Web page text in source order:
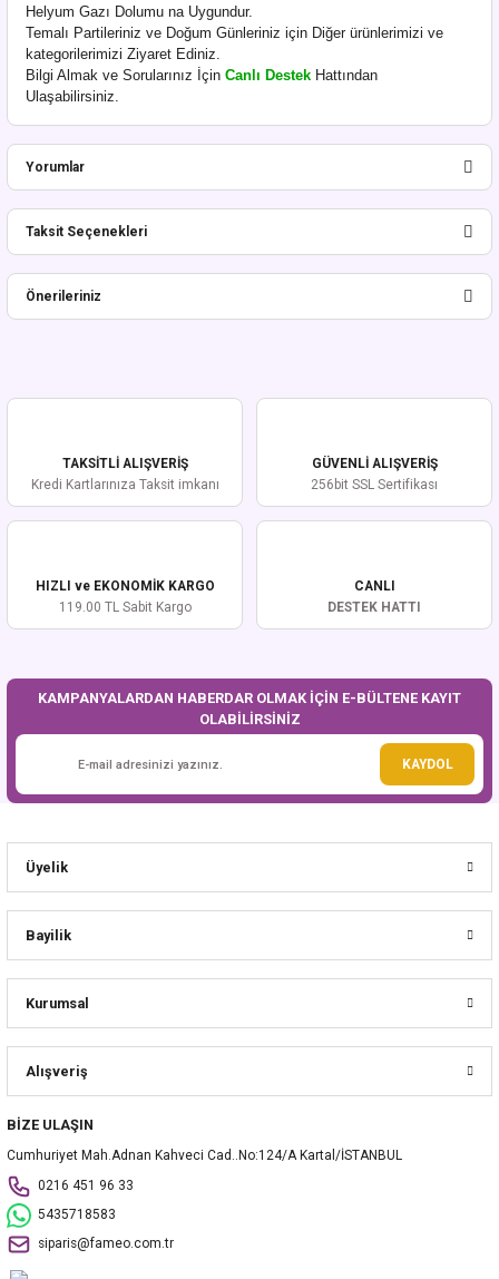
Helyum Gazı Dolumu na Uygundur.
Temalı Partileriniz ve Doğum Günleriniz için Diğer ürünlerimizi ve
kategorilerimizi Ziyaret Ediniz.
Bilgi Almak ve Sorularınız İçin Canlı Destek Hattından
Ulaşabilirsiniz.
Yorumlar
Bu ürüne ilk yorumu siz yapın!
Taksit Seçenekleri
Önerileriniz
Ürün resmi kalitesiz, bozuk veya görüntülenemiyor.
Ürün fiyatı diğer sitelerden daha pahalı.
Bu ürüne benzer farklı alternatifler olmalı.
TAKSİTLİ ALIŞVERİŞ
Kredi Kartlarınıza Taksit imkanı
GÜVENLİ ALIŞVERİŞ
256bit SSL Sertifikası
HIZLI ve EKONOMİK KARGO
119.00 TL Sabit Kargo
CANLI
DESTEK HATTI
KAMPANYALARDAN HABERDAR OLMAK İÇİN E-BÜLTENE KAYIT
OLABİLİRSİNİZ
KAYDOL
Üyelik
Bayilik
Kurumsal
Alışveriş
BİZE ULAŞIN
Cumhuriyet Mah.Adnan Kahveci Cad..No:124/A Kartal/İSTANBUL
0216 451 96 33
5435718583
siparis@fameo.com.tr